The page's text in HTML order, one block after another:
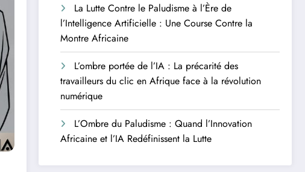
La Lutte Contre le Paludisme à l’Ère de
l’Intelligence Artificielle : Une Course Contre la
Montre Africaine
L’ombre portée de l’IA : La précarité des
travailleurs du clic en Afrique face à la révolution
numérique
L’Ombre du Paludisme : Quand l’Innovation
Africaine et l’IA Redéfinissent la Lutte